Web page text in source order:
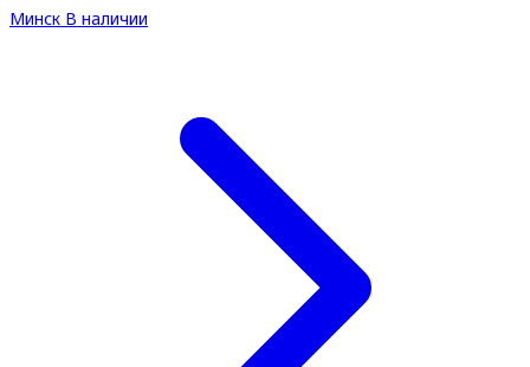
Минск В наличии